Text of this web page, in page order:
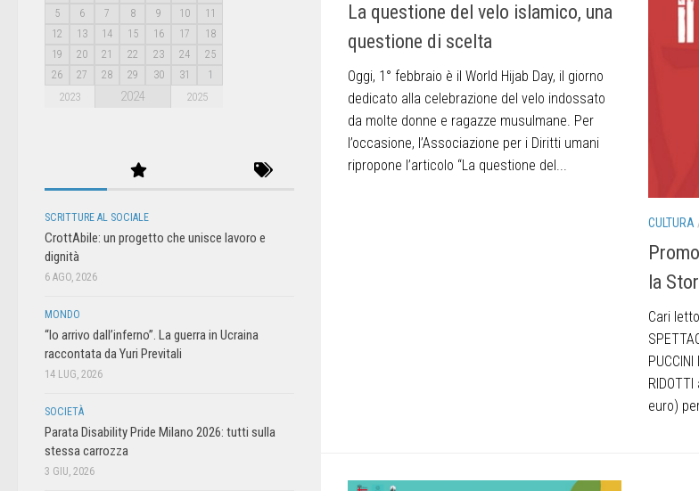
La questione del velo islamico, una
questione di scelta
Oggi, 1° febbraio è il World Hijab Day, il giorno
dedicato alla celebrazione del velo indossato
da molte donne e ragazze musulmane. Per
l’occasione, l’Associazione per i Diritti umani
ripropone l’articolo “La questione del...
CULTURA
la
Cari
PUCCINI
euro)
5
6 7 8 9 10
11
12
13 14 15 16 17
18
19
20 21 22 23 24
25
26
27 28 29 30 31 1
2023 2024 2025
SCRITTURE AL SOCIALE
CrottAbile: un progetto che unisce lavoro e
dignità
6 AGO, 2026
MONDO
“Io arrivo dall’inferno”. La guerra in Ucraina
raccontata da Yuri Previtali
14 LUG, 2026
SOCIETÀ
Parata Disability Pride Milano 2026: tutti sulla
stessa carrozza
3 GIU, 2026